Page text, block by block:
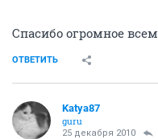
Спасибо огромное всем
ОТВЕТИТЬ
Katya87
guru
25 декабря 2010